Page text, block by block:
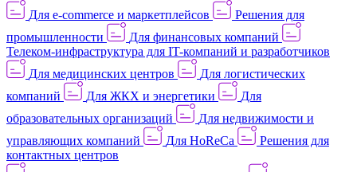
Для e-commerce и маркетплейсов
Решения для
промышленности
Для финансовых компаний
Телеком-инфраструктура для IT-компаний и разработчиков
Для медицинских центров
Для логистических
компаний
Для ЖКХ и энергетики
Для
образовательных организаций
Для недвижимости и
управляющих компаний
Для HoReCa
Решения для
контактных центров